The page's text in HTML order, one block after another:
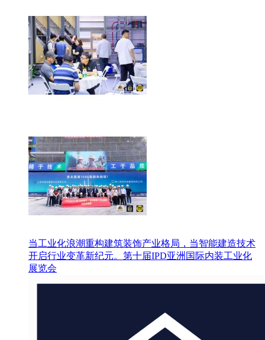
当工业化浪潮重构建筑装饰产业格局，当智能建造技术
开启行业变革新纪元。第十届IPD亚洲国际内装工业化
展览会